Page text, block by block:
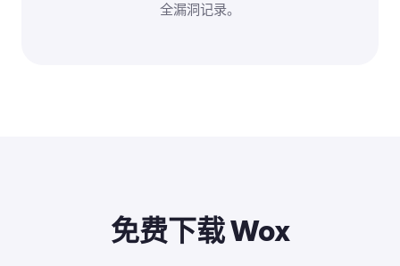
全漏洞记录。
免费下载 Wox